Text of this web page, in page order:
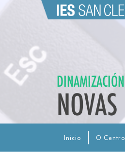
DINAMIZACIÓN
NOVAS
Inicio O Centro